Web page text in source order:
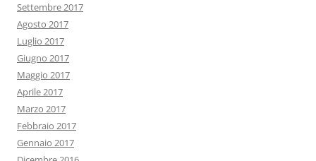
Settembre 2017
Agosto 2017
Luglio 2017
Giugno 2017
Maggio 2017
Aprile 2017
Marzo 2017
Febbraio 2017
Gennaio 2017